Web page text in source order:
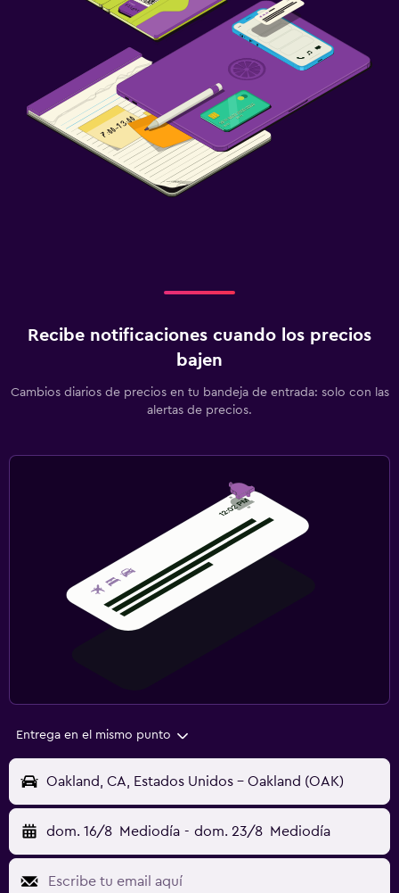
Recibe notificaciones cuando los precios
bajen
Cambios diarios de precios en tu bandeja de entrada: solo con las
alertas de precios.
Entrega en el mismo punto
Oakland, CA, Estados Unidos - Oakland (OAK)
dom. 16/8 Mediodía - dom. 23/8 Mediodía